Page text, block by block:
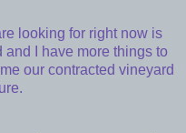
looking for right now is
I have more things to
our contracted vineyard